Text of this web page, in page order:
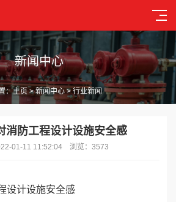
新闻中心
：主页>新闻中心 > 行业新闻
消防工程设计设施安全感
01-11 11:52:04 浏览：3573
设计设施安全感